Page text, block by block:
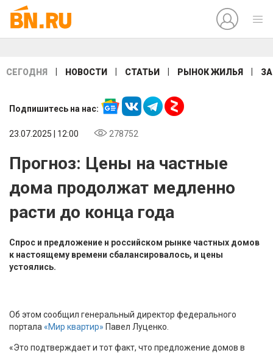
СЕГОДНЯ НОВОСТИ СТАТЬИ РЫНОК ЖИЛЬЯ
Подпишитесь на нас:
23.07.2025 | 12:00 278752
Прогноз: Цены на частные
дома продолжат медленно
расти до конца года
Спрос и предложение н российском рынке частных домов
к настоящему времени сбалансировалось, и цены
устоялись.
Об этом сообщил генеральный директор федерального
портала «Мир квартир» Павел Луценко.
«Это подтверждает и тот факт, что предложение домов в